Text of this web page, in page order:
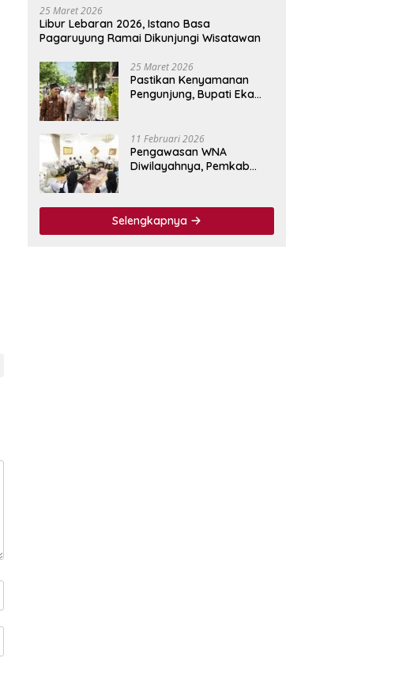
25 Maret 2026
Libur Lebaran 2026, Istano Basa
Pagaruyung Ramai Dikunjungi Wisatawan
25 Maret 2026
Pastikan Kenyamanan
Pengunjung, Bupati Eka
Pagaruyuang
11 Februari 2026
Pengawasan WNA
Diwilayahnya, Pemkab
Imigrasi Kelas I Non TPI
Agam
Selengkapnya